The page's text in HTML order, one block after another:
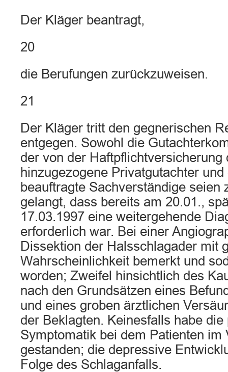
Der Kläger beantragt,
20
die Berufungen zurückzuweisen.
21
Der Kläger tritt den gegnerischen
entgegen. Sowohl die
der von der Haftpflichtversicherung
hinzugezogene Privatgutachter
beauftragte Sachverständige seien
gelangt, dass bereits am 20.01.,
17.03.1997 eine weitergehende
erforderlich war. Bei einer
Dissektion der Halsschlagader mit
Wahrscheinlichkeit bemerkt und
worden; Zweifel hinsichtlich des
nach den Grundsätzen eines
und eines groben ärztlichen
der Beklagten. Keinesfalls habe die
Symptomatik bei dem Patienten im
gestanden; die depressive
Folge des Schlaganfalls.